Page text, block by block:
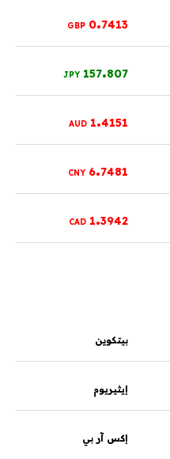
0.7413
GBP
157.807
JPY
1.4151
AUD
6.7481
CNY
1.3942
CAD
بيتكوين
إيثيريوم
إكس آر بي